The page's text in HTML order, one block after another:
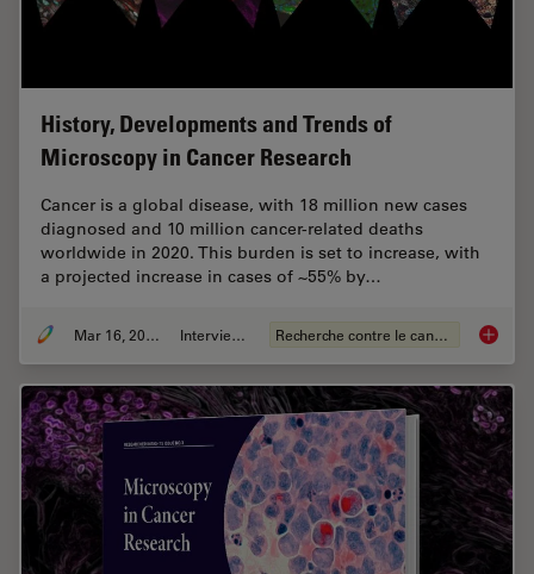
History, Developments and Trends of
Microscopy in Cancer Research
Cancer is a global disease, with 18 million new cases
diagnosed and 10 million cancer-related deaths
worldwide in 2020. This burden is set to increase, with
a projected increase in cases of ~55% by…
Mar 16, 2026 Interviews Recherche contre le cancer